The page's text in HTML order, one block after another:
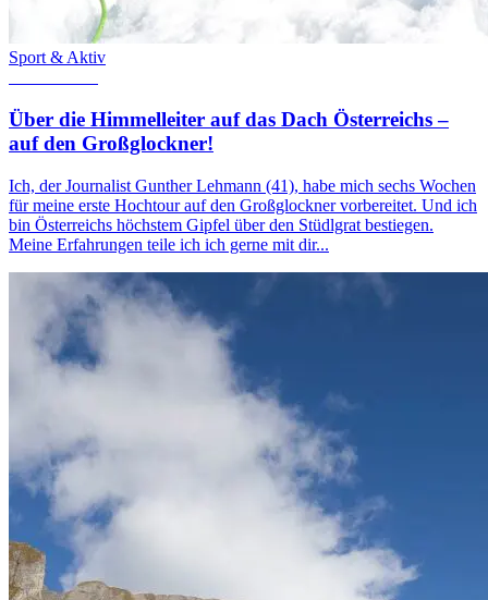
Sport & Aktiv
Über die Himmelleiter auf das Dach Österreichs –
auf den Großglockner!
Ich, der Journalist Gunther Lehmann (41), habe mich sechs Wochen
für meine erste Hochtour auf den Großglockner vorbereitet. Und ich
bin Österreichs höchstem Gipfel über den Stüdlgrat bestiegen.
Meine Erfahrungen teile ich ich gerne mit dir...